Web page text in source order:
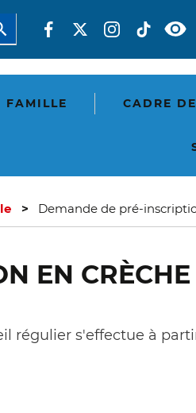
au
Réseaux
FAMILLE CADRE
Demande de pré-
EN CRÈCHE
régulier s'effectue à